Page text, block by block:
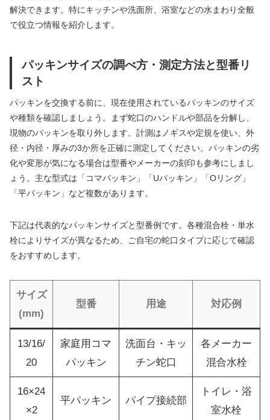
解決できます。特にキッチンや洗面所、浴室などの水まわり全般
で役立つ情報を紹介します。
パッキンサイズの調べ方・測定方法と型番リ
スト
パッキンを交換する前に、現在使用されているパッキンのサイズ
や種類を確認しましょう。まず蛇口のハンドルや部品を分解し、
現物のパッキンを取り外します。計測はノギスや定規を使い、外
径・内径・厚みの3か所を正確に測定してください。パッキンの劣
化や変形が気になる場合は型番やメーカーの刻印も参考にしまし
ょう。主な型式は「コマパッキン」「Uパッキン」「Oリング」
「平パッキン」など複数があります。
下記は代表的なパッキンサイズと型番例です。各種混合栓・単水
栓によりサイズが異なるため、ご自宅の蛇口タイプに応じて確認
をおすすめします。
サイズ
(mm)
型番 用途 対応例
13/16/
20
家庭用コマ
パッキン
洗面台・キッ
チン蛇口
各メーカー
混合水栓
16×24
×2
平パッキン パイプ接続部
トイレ・浴
室水栓